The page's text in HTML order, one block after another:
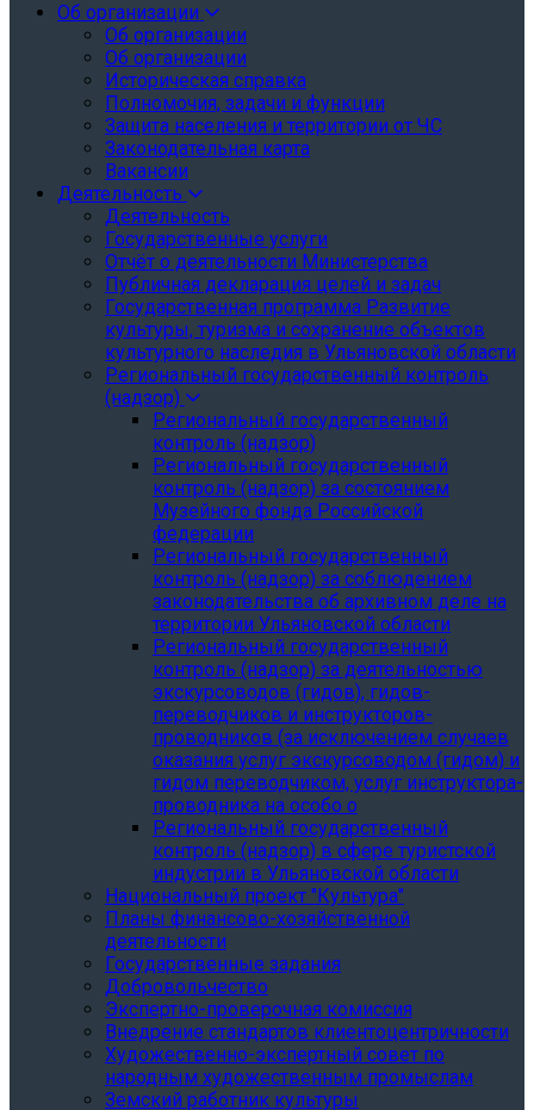
Об организации
Об организации
Об организации
Историческая справка
Полномочия, задачи и функции
Защита населения и территории от ЧС
Законодательная карта
Вакансии
Деятельность
Деятельность
Государственные услуги
Отчёт о деятельности Министерства
Публичная декларация целей и задач
Государственная программа Развитие
культуры, туризма и сохранение объектов
культурного наследия в Ульяновской области
Региональный государственный контроль
(надзор)
Региональный государственный
контроль (надзор)
Региональный государственный
контроль (надзор) за состоянием
Музейного фонда Российской
федерации
Региональный государственный
контроль (надзор) за соблюдением
законодательства об архивном деле на
территории Ульяновской области
Региональный государственный
контроль (надзор) за деятельностью
экскурсоводов (гидов), гидов-
переводчиков и инструкторов-
проводников (за исключением случаев
оказания услуг экскурсоводом (гидом) и
гидом переводчиком, услуг инструктора-
проводника на особо о
Региональный государственный
контроль (надзор) в сфере туристской
индустрии в Ульяновской области
Национальный проект "Культура"
Планы финансово-хозяйственной
деятельности
Государственные задания
Добровольчество
Экспертно-проверочная комиссия
Внедрение стандартов клиентоцентричности
Художественно-экспертный совет по
народным художественным промыслам
Земский работник культуры